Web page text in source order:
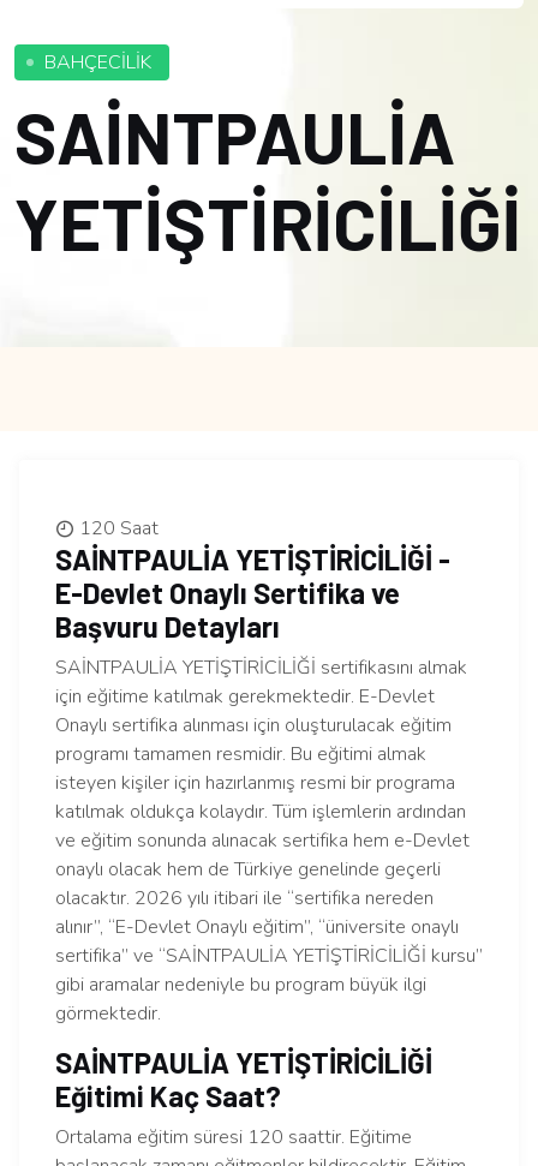
BAHÇECİLİK
SAİNTPAULİA
YETİŞTİRİCİLİĞİ
120 Saat
SAİNTPAULİA YETİŞTİRİCİLİĞİ -
E-Devlet Onaylı Sertifika ve
Başvuru Detayları
SAİNTPAULİA YETİŞTİRİCİLİĞİ sertifikasını almak
için eğitime katılmak gerekmektedir. E-Devlet
Onaylı sertifika alınması için oluşturulacak eğitim
programı tamamen resmidir. Bu eğitimi almak
isteyen kişiler için hazırlanmış resmi bir programa
katılmak oldukça kolaydır. Tüm işlemlerin ardından
ve eğitim sonunda alınacak sertifika hem e-Devlet
onaylı olacak hem de Türkiye genelinde geçerli
olacaktır. 2026 yılı itibari ile “sertifika nereden
alınır”, “E-Devlet Onaylı eğitim”, “üniversite onaylı
sertifika” ve “SAİNTPAULİA YETİŞTİRİCİLİĞİ kursu”
gibi aramalar nedeniyle bu program büyük ilgi
görmektedir.
SAİNTPAULİA YETİŞTİRİCİLİĞİ
Eğitimi Kaç Saat?
Ortalama eğitim süresi 120 saattir. Eğitime